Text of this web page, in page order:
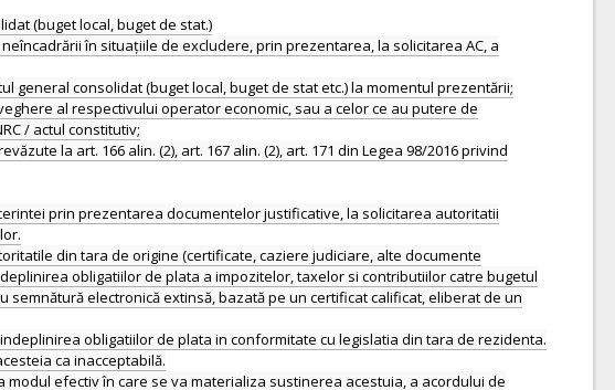
(buget local, buget de stat.)
în situațiile de excludere, prin prezentarea, la solicitarea AC, a
consolidat (buget local, buget de stat etc.) la momentul prezentării;
al respectivului operator economic, sau a celor ce au putere de
/ actul constitutiv;
la art. 166 alin. (2), art. 167 alin. (2), art. 171 din Legea 98/2016 privind
prin prezentarea documentelor justificative, la solicitarea autoritatii
din tara de origine (certificate, caziere judiciare, alte documente
obligatiilor de plata a impozitelor, taxelor si contributiilor catre bugetul
electronică extinsă, bazată pe un certificat calificat, eliberat de un
obligatiilor de plata in conformitate cu legislatia din tara de rezidenta.
ca inacceptabilă.
efectiv în care se va materializa sustinerea acestuia, a acordului de